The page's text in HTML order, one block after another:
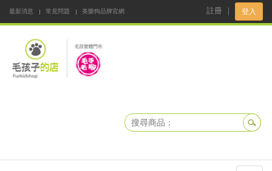
最新消息 常見問題
美樂狗品牌官網
註冊 登入